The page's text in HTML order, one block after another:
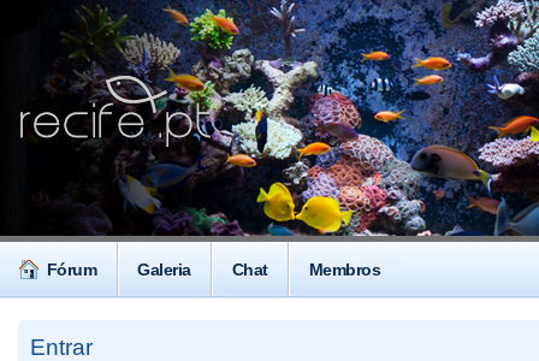
Fórum Galeria Chat Membros
Entrar